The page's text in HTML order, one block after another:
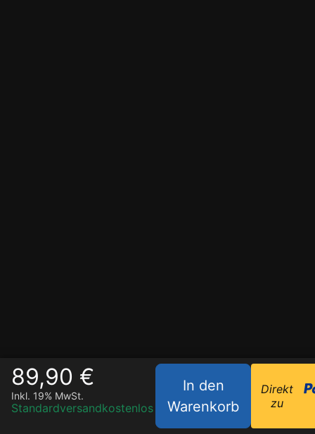
89,90 €
Inkl. 19% MwSt.
Standardversandkostenlos
In den
Warenkorb
Direkt
zu